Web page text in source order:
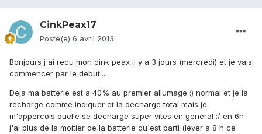
CinkPeax17
Posté(e) 6 avril 2013
Bonjours j'ai recu mon cink peax il y a 3 jours (mercredi) et je vais
commencer par le debut...
Deja ma batterie est a 40% au premier allumage :) normal et je la
recharge comme indiquer et la decharge total mais je
m'appercois quelle se decharge super vites en general :/ en 6h
j'ai plus de la moitier de la batterie qu'est parti (lever a 8 h ce